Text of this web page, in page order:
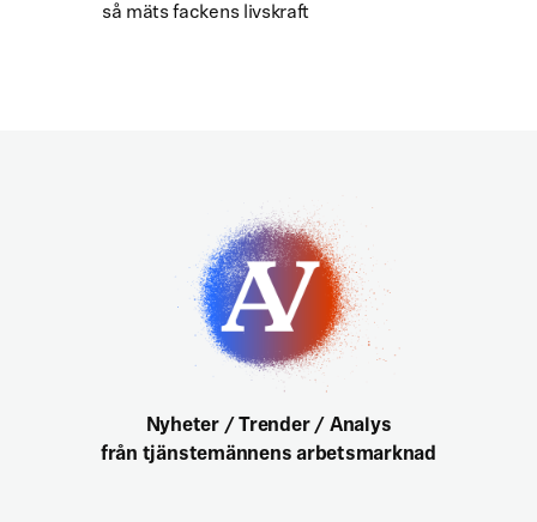
så mäts fackens livskraft
Nyheter / Trender / Analys
från tjänstemännens arbetsmarknad